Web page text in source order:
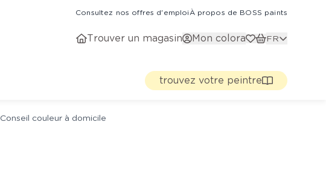
Consultez nos offres d'emploiÀ propos de BOSS paints
Trouver un magasin Mon colora FR
trouvez votre peintre
Conseil couleur à domicile